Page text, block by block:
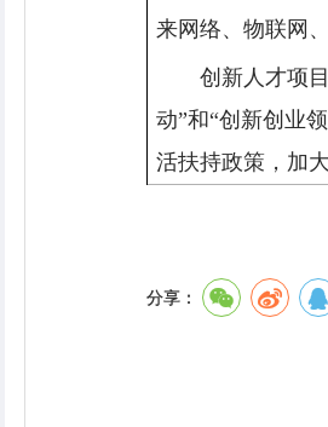
来网络、物联网
创新人才项
动”和“创新创业
活扶持政策，加
分享：